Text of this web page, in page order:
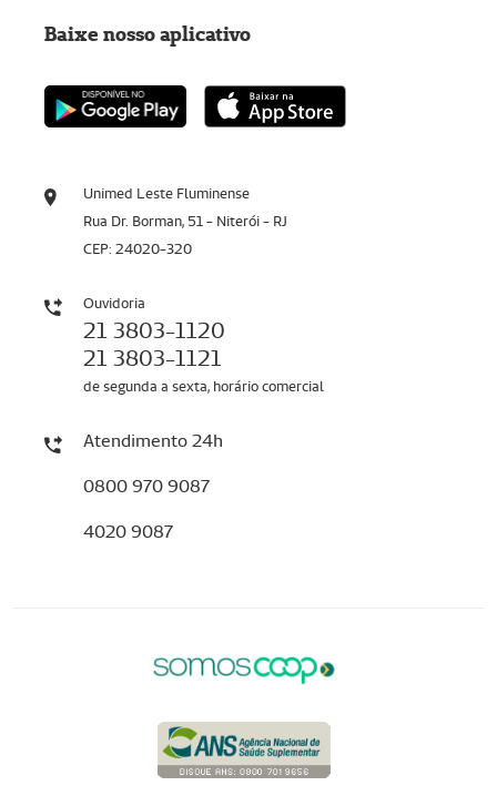
Unimed Leste Fluminense
Rua Dr. Borman, 51 - Niterói - RJ
CEP: 24020-320
Ouvidoria
21 3803-1120
21 3803-1121
de segunda a sexta, horário comercial
Atendimento 24h
0800 970 9087
4020 9087
Baixe nosso aplicativo